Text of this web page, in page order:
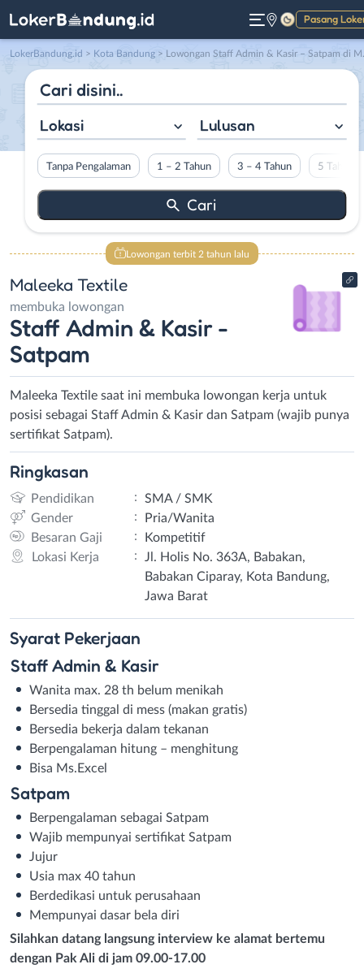
Pasang
Gelap
LokerBandung.id > Kota Bandung > Lowongan Staff Admin & Kasir – Satpam di Maleeka Textile
Lokasi Lulusan
Tanpa Pengalaman 1 – 2 Tahun 3 – 4 Tahun 5 Tahun
Lowongan terbit 2 tahun lalu
Maleeka Textile
membuka lowongan
Staff Admin & Kasir -
Satpam
Maleeka Textile saat ini membuka lowongan kerja untuk
posisi sebagai Staff Admin & Kasir dan Satpam (wajib punya
sertifikat Satpam).
Ringkasan
Pendidikan :
SMA / SMK
Gender
:
Pria/Wanita
Besaran Gaji
:
Kompetitif
Lokasi Kerja
:
Jl. Holis No. 363A, Babakan,
Babakan Ciparay, Kota Bandung,
Jawa Barat
Syarat Pekerjaan
Staff Admin & Kasir
Wanita max. 28 th belum menikah
Bersedia tinggal di mess (makan gratis)
Bersedia bekerja dalam tekanan
Berpengalaman hitung – menghitung
Bisa Ms.Excel
Satpam
Berpengalaman sebagai Satpam
Wajib mempunyai sertifikat Satpam
Jujur
Usia max 40 tahun
Berdedikasi untuk perusahaan
Mempunyai dasar bela diri
Silahkan datang langsung interview ke alamat bertemu
dengan Pak Ali di jam 09.00-17.00